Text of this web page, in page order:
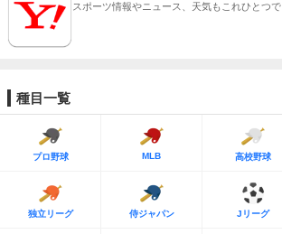
スポーツ情報やニュース、天気もこれひとつで
種目一覧
プロ野球 MLB 高校野球
独立リーグ 侍ジャパン Jリーグ